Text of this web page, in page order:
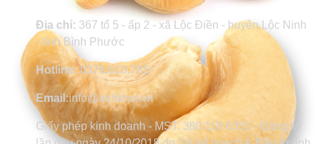
Địa chỉ: 367 tổ 5 - ấp 2 - xã Lộc Điền - huyện Lộc Ninh
- tỉnh Bình Phước
Hotline: 0376.610.785
Email:info@anhkhoi.vn
Giấy phép kinh doanh - MST: 380 118 6351 - Đăng ký